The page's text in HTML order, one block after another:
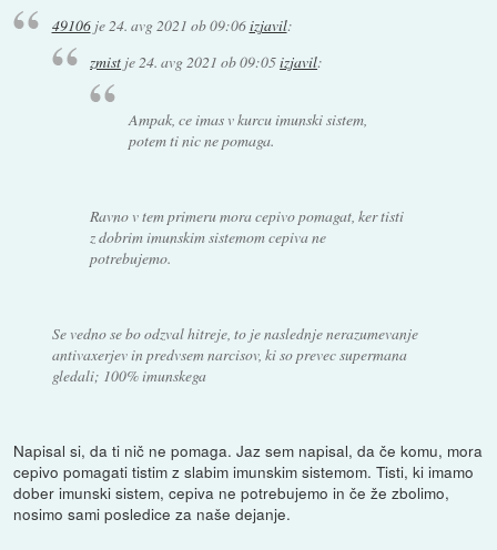
49106je24. avg 2021 ob 09:06izjavil:
zmist je24. avg 2021 ob 09:05izjavil:
Ampak, ce imas v kurcu imunski sistem,
potem ti nic ne pomaga.
Ravno v tem primeru mora cepivo pomagat, ker tisti
z dobrim imunskim sistemom cepiva ne
potrebujemo.
Se vedno se bo odzval hitreje, to je naslednje nerazumevanje
antivaxerjev in predvsem narcisov, ki so prevec supermana
gledali; 100% imunskega
Napisal si, da ti nič ne pomaga. Jaz sem napisal, da če komu, mora
cepivo pomagati tistim z slabim imunskim sistemom. Tisti, ki imamo
dober imunski sistem, cepiva ne potrebujemo in če že zbolimo,
nosimo sami posledice za naše dejanje.